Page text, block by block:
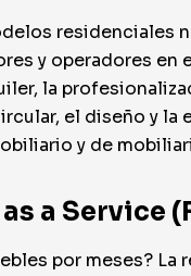
residenciales
y operadores
la
el diseño y
y de
a Service
por meses?